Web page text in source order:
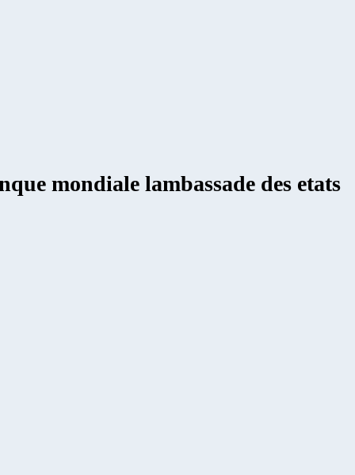
mondiale lambassade des etats